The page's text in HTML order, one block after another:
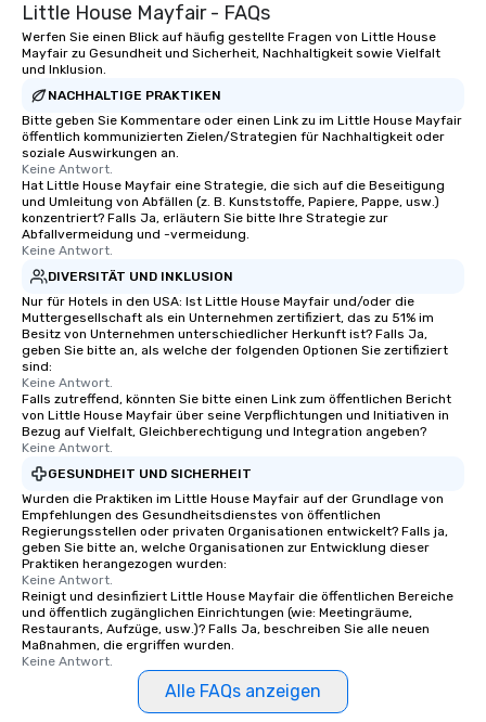
Little House Mayfair - FAQs
Werfen Sie einen Blick auf häufig gestellte Fragen von Little House
Mayfair zu Gesundheit und Sicherheit, Nachhaltigkeit sowie Vielfalt
und Inklusion.
NACHHALTIGE PRAKTIKEN
Bitte geben Sie Kommentare oder einen Link zu im Little House Mayfair
öffentlich kommunizierten Zielen/Strategien für Nachhaltigkeit oder
soziale Auswirkungen an.
Keine Antwort.
Hat Little House Mayfair eine Strategie, die sich auf die Beseitigung
und Umleitung von Abfällen (z. B. Kunststoffe, Papiere, Pappe, usw.)
konzentriert? Falls Ja, erläutern Sie bitte Ihre Strategie zur
Abfallvermeidung und -vermeidung.
Keine Antwort.
DIVERSITÄT UND INKLUSION
Nur für Hotels in den USA: Ist Little House Mayfair und/oder die
Muttergesellschaft als ein Unternehmen zertifiziert, das zu 51% im
Besitz von Unternehmen unterschiedlicher Herkunft ist? Falls Ja,
geben Sie bitte an, als welche der folgenden Optionen Sie zertifiziert
sind:
Keine Antwort.
Falls zutreffend, könnten Sie bitte einen Link zum öffentlichen Bericht
von Little House Mayfair über seine Verpflichtungen und Initiativen in
Bezug auf Vielfalt, Gleichberechtigung und Integration angeben?
Keine Antwort.
GESUNDHEIT UND SICHERHEIT
Wurden die Praktiken im Little House Mayfair auf der Grundlage von
Empfehlungen des Gesundheitsdienstes von öffentlichen
Regierungsstellen oder privaten Organisationen entwickelt? Falls ja,
geben Sie bitte an, welche Organisationen zur Entwicklung dieser
Praktiken herangezogen wurden:
Keine Antwort.
Reinigt und desinfiziert Little House Mayfair die öffentlichen Bereiche
und öffentlich zugänglichen Einrichtungen (wie: Meetingräume,
Restaurants, Aufzüge, usw.)? Falls Ja, beschreiben Sie alle neuen
Maßnahmen, die ergriffen wurden.
Keine Antwort.
Alle FAQs anzeigen